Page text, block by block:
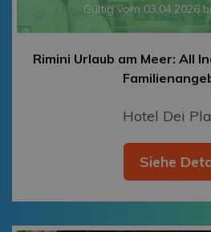
Gültig vom 03.04.2026
Rimini Urlaub am Meer: All
Hotel Dei
Siehe